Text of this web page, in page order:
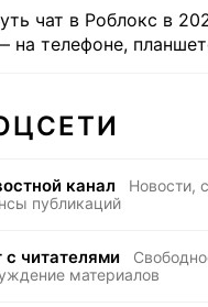
чат в Роблокс в
на телефоне,
канал
Новости,
публикаций
с читателями
материалов